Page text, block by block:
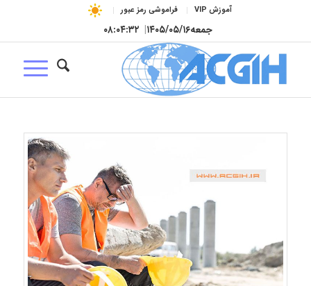
آموزش VIP فراموشی رمز عبور
جمعه۱۴۰۵/۰۵/۱۶| ۰۸:۰۴:۳۳